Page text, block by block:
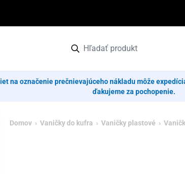
na označenie prečnievajúceho nákladu môže
ďakujeme za pochopenie.
Domov › Vaničky do kufra › Vaničky plastové ›